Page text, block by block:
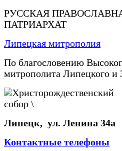
РУССКАЯ
ПАТРИАРХАТ
Липецкая митрополия
По благословению
митрополита Липецкого и
Липецк, ул. Ленина 34а
Контактные телефоны